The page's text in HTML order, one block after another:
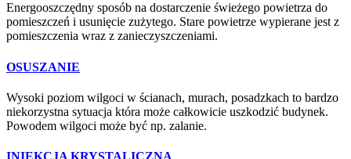
Energooszczędny sposób na dostarczenie świeżego powietrza do
pomieszczeń i usunięcie zużytego. Stare powietrze wypierane jest z
pomieszczenia wraz z zanieczyszczeniami.
OSUSZANIE
Wysoki poziom wilgoci w ścianach, murach, posadzkach to bardzo
niekorzystna sytuacja która może całkowicie uszkodzić budynek.
Powodem wilgoci może być np. zalanie.